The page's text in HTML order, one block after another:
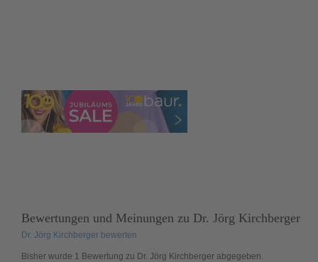
Bewertungen und Meinungen zu Dr. Jörg Kirchberger
Dr. Jörg Kirchberger bewerten
Bisher wurde 1 Bewertung zu Dr. Jörg Kirchberger abgegeben.